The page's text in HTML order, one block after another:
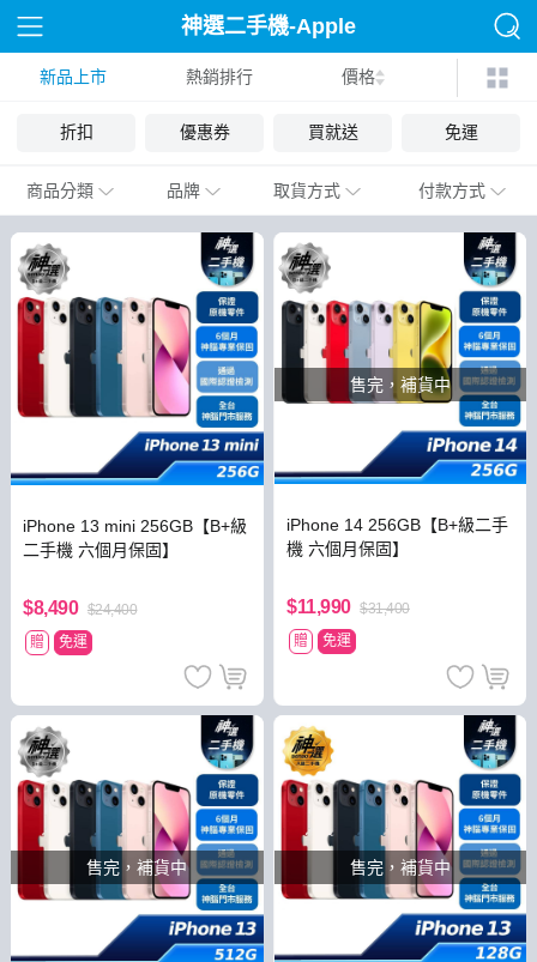
神選二手機-Apple
新品上市 熱銷排行 價格
折扣 優惠券 買就送 免運
商品分類 品牌 取貨方式 付款方式
iPhone 13 mini 256GB【B+級
二手機 六個月保固】
$8,490 $24,400
贈
免運
售完，補貨中
iPhone 14 256GB【B+級二手
機 六個月保固】
$11,990 $31,400
贈
免運
售完，補貨中 售完，補貨中